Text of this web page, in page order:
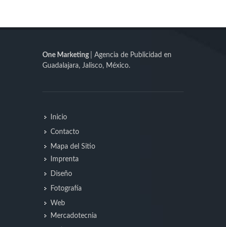
One Marketing
| Agencia de Publicidad en
Guadalajara, Jalisco, México.
Inicio
Contacto
Mapa del Sitio
Imprenta
Diseño
Fotografía
Web
Mercadotecnia